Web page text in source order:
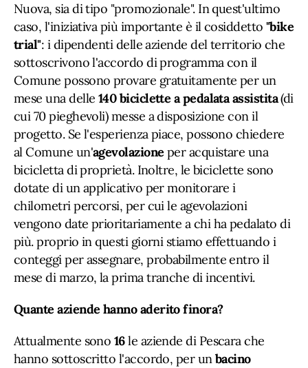
Nuova, sia di tipo "promozionale". In quest'ultimo
caso, l'iniziativa più importante è il cosiddetto "bike
trial": i dipendenti delle aziende del territorio che
sottoscrivono l'accordo di programma con il
Comune possono provare gratuitamente per un
mese una delle 140 biciclette a pedalata assistita(di
cui 70 pieghevoli) messe a disposizione con il
progetto. Se l'esperienza piace, possono chiedere
al Comune un'agevolazione per acquistare una
bicicletta di proprietà. Inoltre, le biciclette sono
dotate di un applicativo per monitorare i
chilometri percorsi, per cui le agevolazioni
vengono date prioritariamente a chi ha pedalato di
più. proprio in questi giorni stiamo effettuando i
conteggi per assegnare, probabilmente entro il
mese di marzo, la prima tranche di incentivi.
Quante aziende hanno aderito finora?
Attualmente sono 16le aziende di Pescara che
hanno sottoscritto l'accordo, per unbacino